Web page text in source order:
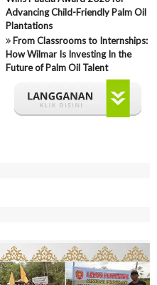
Advancing Child-Friendly Palm Oil
Plantations
From Classrooms to Internships:
How Wilmar Is Investing In the
Future of Palm Oil Talent